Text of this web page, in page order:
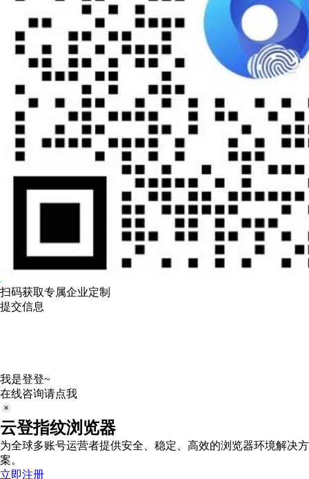
扫码获取专属企业定制
提交信息
我是登登~
在线咨询请点我
云登指纹浏览器
为全球多账号运营者提供安全、稳定、高效的浏览器环境解决方
案。
立即注册